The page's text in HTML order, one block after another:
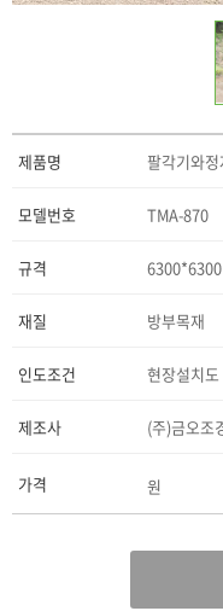
제품명 팔각기와
모델번호 TMA-870
규격 6300*6300
재질 방부목재
인도조건 현장설치도
제조사 (주)금오조
가격 원